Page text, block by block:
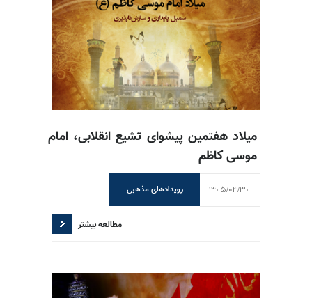
میلاد هفتمین پیشوای تشیع انقلابی، امام
موسی کاظم
رویدادهای مذهبی 1405/04/30
مطالعه بیشتر